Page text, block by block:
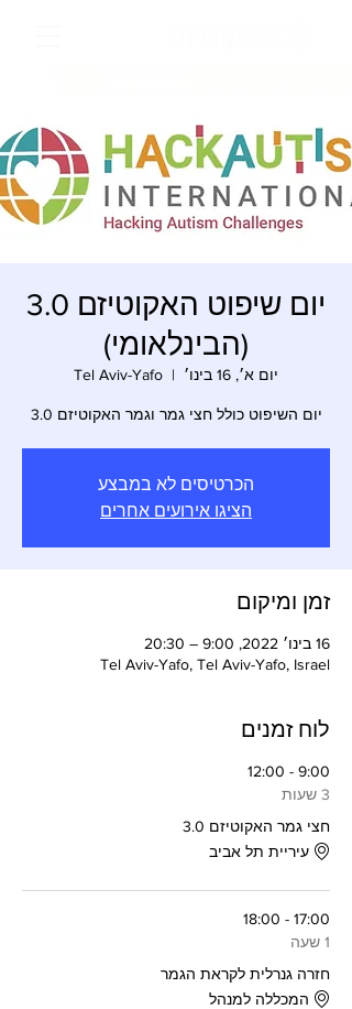
יום שיפוט האקוטיזם 3.0
(הבינלאומי)
יום א׳, 16 בינו׳
  |
Tel Aviv-Yafo
יום השיפוט כולל חצי גמר וגמר האקוטיזם 3.0
הכרטיסים לא במבצע
הציגו אירועים אחרים
זמן ומיקום
16 בינו׳ 2022, 9:00 – 20:30
Tel Aviv-Yafo, Tel Aviv-Yafo, Israel
לוח זמנים
9:00 - 12:00
3 שעות
חצי גמר האקוטיזם 3.0
עיריית תל אביב
17:00 - 18:00
1 שעה
חזרה גנרלית לקראת הגמר
המכללה למנהל